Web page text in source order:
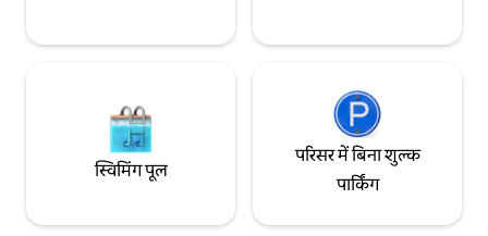
स्विमिंग पूल
परिसर में बिना शुल्क
पार्किंग